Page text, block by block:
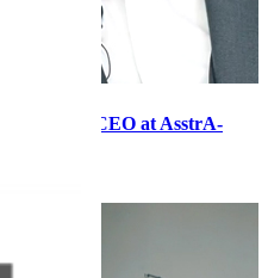
Lagun, CEO at AsstrA-